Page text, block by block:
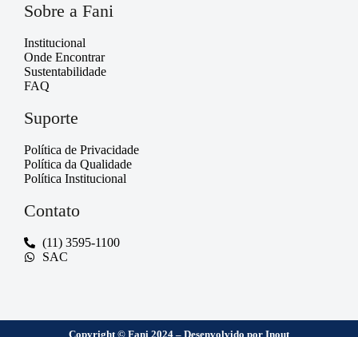
Sobre a Fani
Institucional
Onde Encontrar
Sustentabilidade
FAQ
Suporte
Política de Privacidade
Política da Qualidade
Política Institucional
Contato
(11) 3595-1100
SAC
Copyright © Fani 2024 – Desenvolvido por Inout